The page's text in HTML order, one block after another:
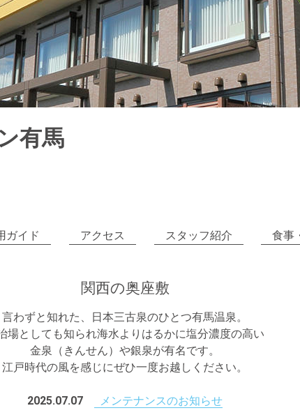
有馬
ガイド アクセス スタッフ紹介 食事
関西の奥座敷
言わずと知れた、日本三古泉のひとつ有馬温泉。
場としても知られ海水よりはるかに塩分濃度の高い
金泉（きんせん）や銀泉が有名です。
江戸時代の風を感じにぜひ一度お越しください。
2025.07.07 メンテナンスのお知らせ